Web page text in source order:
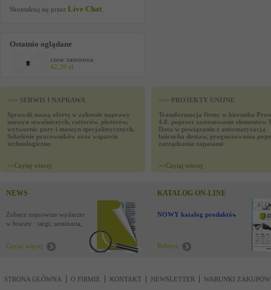
Skontaktuj się przez Live Chat
Ostatnio oglądane
czesc zamienna
42,39 zł
>>> SERWIS I NAPRAWA
Sprawdź naszą ofertę w zakresie naprawy
maszyn szwalniczych, cutterów, ploterów,
wytwornic pary i maszyn specjalistycznych.
Szkolenie pracowników oraz wsparcie
technologiczne.
>>Czytaj wiecej
>>> PROJEKTY UNIJNE
Transformacja firmy w kierunku
4.0. poprzez zastosowanie elementów
Data w powiązaniu z automatyzacją
łańcucha dostaw, prognozowania
zarządzania zapasami
>>Czytaj wiecej
NEWS
Zobacz najnowsze wydarzenia
w branży : targi, seminaria,
Czytaj więcej
KATALOG ON-LINE
NOWY katalog produktów !
Pobierz
STRONA GŁÓWNA O FIRMIE KONTAKT NEWSLETTER WARUNKI ZAKUPÓW